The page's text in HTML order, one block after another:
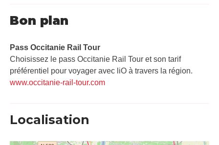
Bon plan
Pass Occitanie Rail Tour​
Choisissez le pass Occitanie Rail Tour et son tarif
préférentiel pour voyager avec liO à travers la région.
www.occitanie-rail-tour.com
Localisation